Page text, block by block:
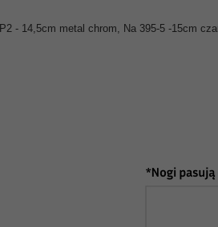
P2 - 14,5cm metal chrom, Na 395-5 -15cm